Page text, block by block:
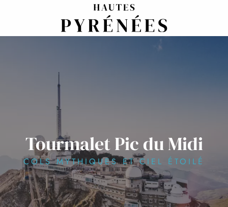
Tourmalet Pic du Midi
COLS MYTHIQUES ET CIEL ÉTOILÉ